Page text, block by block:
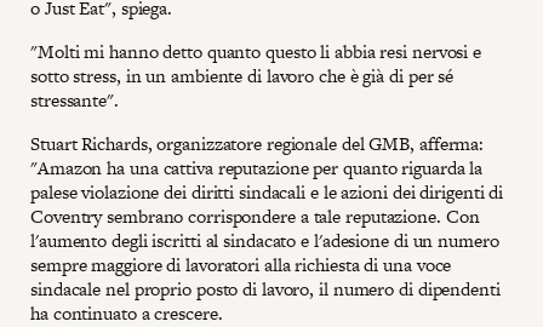
o Just Eat", spiega.
"Molti mi hanno detto quanto questo li abbia resi nervosi e
sotto stress, in un ambiente di lavoro che è già di per sé
stressante".
Stuart Richards, organizzatore regionale del GMB, afferma:
"Amazon ha una cattiva reputazione per quanto riguarda la
palese violazione dei diritti sindacali e le azioni dei dirigenti di
Coventry sembrano corrispondere a tale reputazione. Con
l'aumento degli iscritti al sindacato e l'adesione di un numero
sempre maggiore di lavoratori alla richiesta di una voce
sindacale nel proprio posto di lavoro, il numero di dipendenti
ha continuato a crescere.